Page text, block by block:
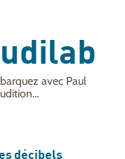
avec Paul
décibels